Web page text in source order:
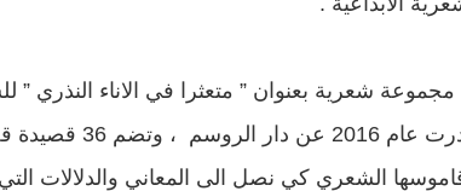
مجموعة شعرية بعنوان ” متعثرا في الاناء النذري
عجيل، صدرت عام
الشعري كي نصل الى المعاني والدلالات التي